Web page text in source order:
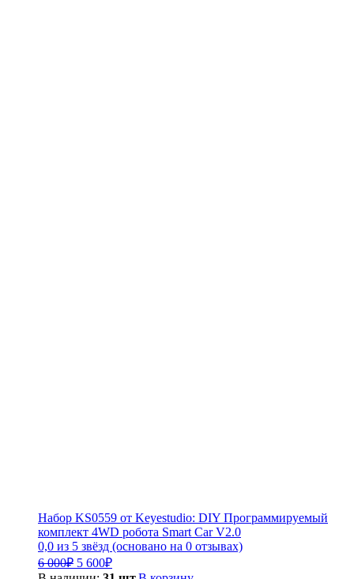
Набор KS0559 от Keyestudio: DIY Программируемый
комплект 4WD робота Smart Car V2.0
0,0 из 5 звёзд (основано на 0 отзывах)
6 000₽ Первоначальная
цена
5 600₽Текущая
цена: